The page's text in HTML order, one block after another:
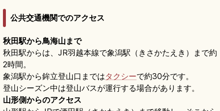
公共交通機関でのアクセス
秋田駅から鳥海山まで
秋田駅からは、JR羽越本線で象潟駅（きさかたえき）まで約
2時間。
象潟駅から鉾立登山口まではタクシーで約30分です。
登山シーズン中は登山バスが運行する場合があります。
山形側からのアクセス